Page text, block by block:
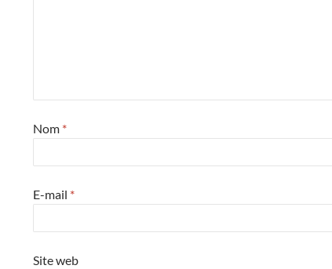
Nom *
E-mail *
Site web